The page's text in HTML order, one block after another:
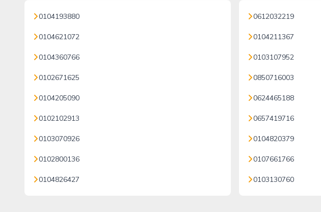
0104193880
0104621072
0104360766
0102671625
0104205090
0102102913
0103070926
0102800136
0104826427
0612032219
0104211367
0103107952
0850716003
0624465188
0657419716
0104820379
0107661766
0103130760